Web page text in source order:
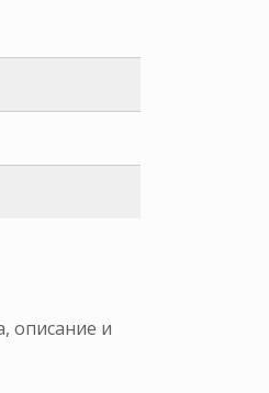
описание и